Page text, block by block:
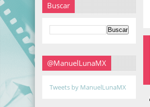
Buscar
@ManuelLunaMX
Tweets by ManuelLunaMX